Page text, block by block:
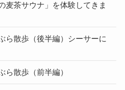
麦茶サウナ」を体験してきま
ら散歩（後半編）シーサーに
ら散歩（前半編）